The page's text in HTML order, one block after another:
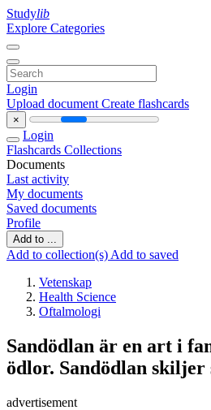
Studylib
Explore Categories
Login
Upload document Create flashcards
×
Login
Flashcards Collections
Documents
Last activity
My documents
Saved documents
Profile
Add to ...
Add to collection(s) Add to saved
Vetenskap
Health Science
Oftalmologi
Sandödlan är en art i
ödlor. Sandödlan skiljer
advertisement